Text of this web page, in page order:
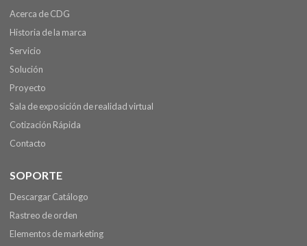
Acerca de CDG
Historia de la marca
Servicio
Solución
Proyecto
Sala de exposición de realidad virtual
Cotización Rápida
Contacto
SOPORTE
Descargar Catálogo
Rastreo de orden
Elementos de marketing